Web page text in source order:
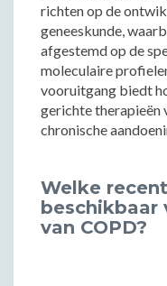
richten op de
geneeskunde,
afgestemd op de
moleculaire
vooruitgang biedt
gerichte therapieën
chronische
Welke
beschikbaar
van COPD?